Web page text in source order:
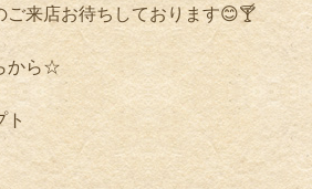
ご来店お待ちしております😊🍸
から☆
ト